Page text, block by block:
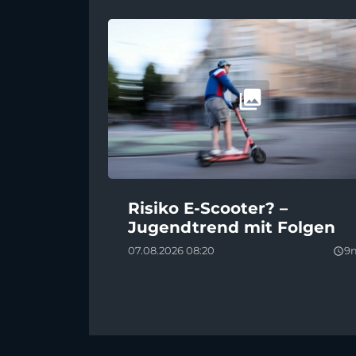
Risiko E-Scooter? –
Jugendtrend mit Folgen
07.08.2026 08:20 query_builder